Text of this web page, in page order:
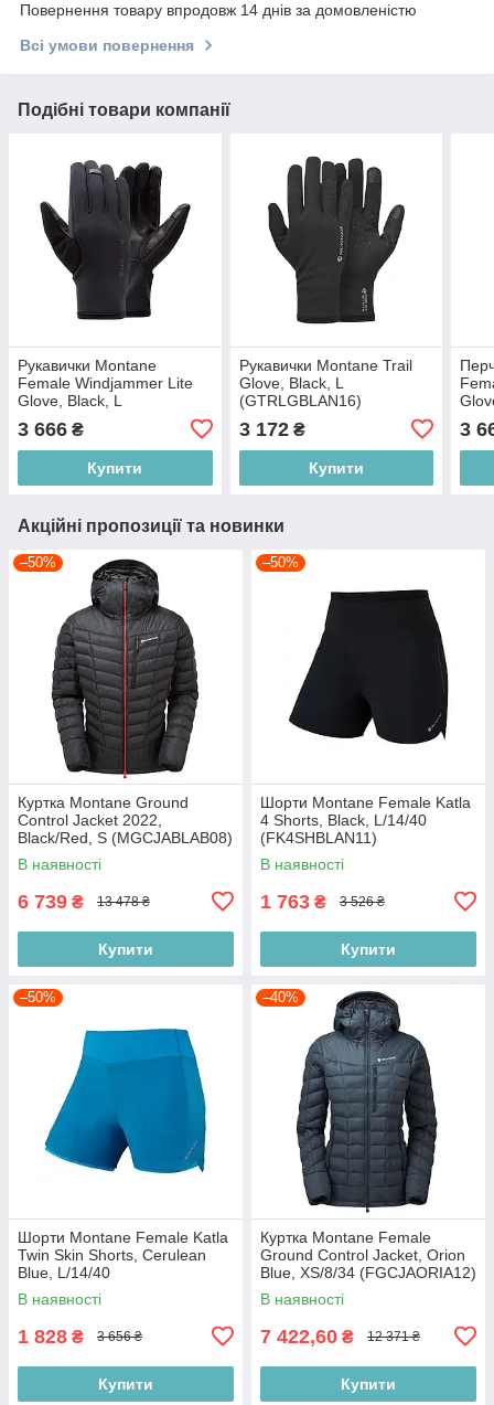
Повернення товару впродовж 14 днів за домовленістю
Всі умови повернення
Подібні товари компанії
Рукавички Montane
Female Windjammer Lite
Glove, Black, L
3 666 ₴
Купити
Рукавички Montane Trail
Glove, Black, L
(GTRLGBLAN16)
3 172₴
Купити
3
Акційні пропозиції та новинки
–50%
Куртка Montane Ground
Control Jacket 2022,
Black/Red, S (MGCJABLAB08)
В наявності
6 739 ₴ 13 478 ₴
Купити
–50%
Шорти Montane Female Katla
4 Shorts, Black, L/14/40
(FK4SHBLAN11)
В наявності
1 763 ₴ 3 526 ₴
Купити
–50%
Шорти Montane Female Katla
Twin Skin Shorts, Cerulean
Blue, L/14/40
(FKTSKCERN11)
В наявності
1 828 ₴ 3 656 ₴
Купити
–40%
Куртка Montane Female
Ground Control Jacket, Orion
Blue, XS/8/34 (FGCJAORIA12)
В наявності
7 422,60 ₴ 12 371 ₴
Купити